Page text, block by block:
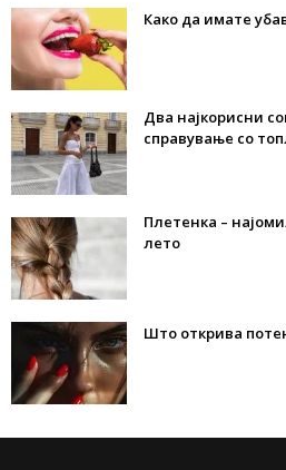
Како да имате
Два најкорисни
справување со
Плетенка –
лето
Што открива